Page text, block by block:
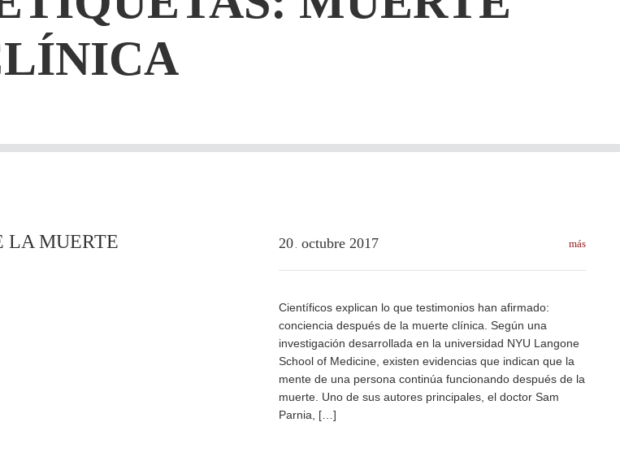
LA MUERTE 20 octubre 2017
Científicos explican lo que testimonios han afirmado:
conciencia después de la muerte clínica. Según una
investigación desarrollada en la universidad NYU Langone
School of Medicine, existen evidencias que indican que la
mente de una persona continúa funcionando después de la
muerte. Uno de sus autores principales, el doctor Sam
Parnia, […]
más